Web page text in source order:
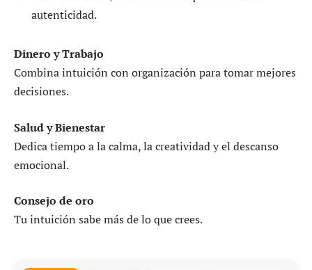
autenticidad.
Dinero y Trabajo
Combina intuición con organización para tomar mejores
decisiones.
Salud y Bienestar
Dedica tiempo a la calma, la creatividad y el descanso
emocional.
Consejo de oro
Tu intuición sabe más de lo que crees.